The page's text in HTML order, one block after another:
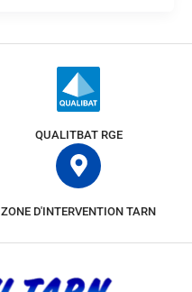
QUALITBAT RGE
ZONE D'INTERVENTION TARN